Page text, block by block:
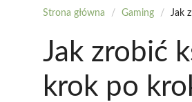
Strona główna / Gaming / Jak
Jak zrobić
krok po